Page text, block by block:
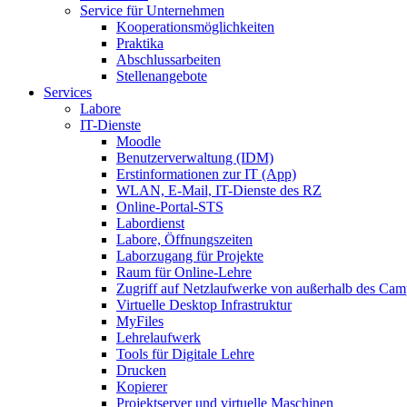
Service für Unternehmen
Kooperationsmöglichkeiten
Praktika
Abschlussarbeiten
Stellenangebote
Services
Labore
IT-Dienste
Moodle
Benutzerverwaltung (IDM)
Erstinformationen zur IT (App)
WLAN, E-Mail, IT-Dienste des RZ
Online-Portal-STS
Labordienst
Labore, Öffnungszeiten
Laborzugang für Projekte
Raum für Online-Lehre
Zugriff auf Netzlaufwerke von außerhalb des
Virtuelle Desktop Infrastruktur
MyFiles
Lehrelaufwerk
Tools für Digitale Lehre
Drucken
Kopierer
Projektserver und virtuelle Maschinen